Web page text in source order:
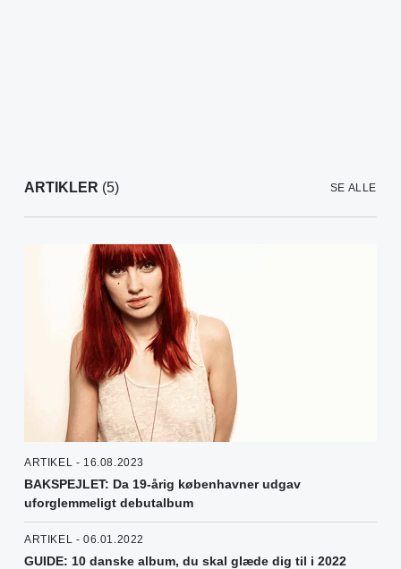
ARTIKLER (5) SE ALLE
ARTIKEL - 16.08.2023
BAKSPEJLET: Da 19-årig københavner udgav
uforglemmeligt debutalbum
ARTIKEL - 06.01.2022
GUIDE: 10 danske album, du skal glæde dig til i 2022